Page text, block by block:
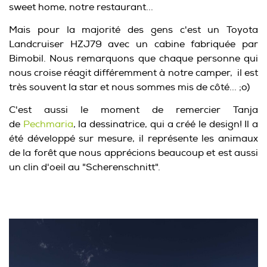
sweet home, notre restaurant...
Mais pour la majorité des gens c'est un Toyota
Landcruiser HZJ79 avec un cabine fabriquée par
Bimobil. Nous remarquons que chaque personne qui
nous croise réagit différemment à notre camper, il est
très souvent la star et nous sommes mis de côté... ;o)
C'est aussi le moment de remercier Tanja
de Pechmaria, la dessinatrice, qui a créé le design! Il a
été développé sur mesure, il représente les animaux
de la forêt que nous apprécions beaucoup et est aussi
un clin d'oeil au "Scherenschnitt".